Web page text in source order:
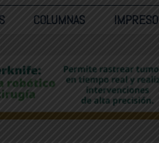
COLUMNAS IMPRESO